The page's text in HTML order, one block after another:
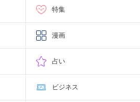
特集
漫画
占い
ビジネス